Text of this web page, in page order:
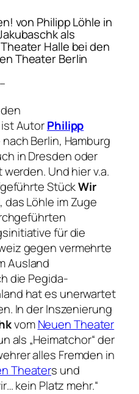
von Philipp Löhle in
als
Halle bei den
Theater Berlin
–
AutorPhilipp
Berlin, Hamburg
in Dresden oder
Und hier v.a.
StückWir
, das Löhle im Zuge
für die
gegen vermehrte
Ausland
die Pegida-
hat es unerwartet
In der Inszenierung
vomNeuen Theater
als „Heimatchor“ der
alles Fremden in
Theaters und
kein Platz mehr.“